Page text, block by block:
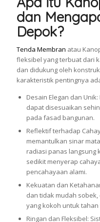
dan
Depok?
Tenda Membran atau
fleksibel yang terbuat dari
dan didukung oleh
karakteristik pentingnya
Desain Elegan dan
dapat disesuaikan
pada fasad bangunan.
Reflektif terhadap
memantulkan sinar
radiasi panas langsung
sedikit menyerap
pencahayaan alami.
Kekuatan dan
dan tidak mudah
yang kokoh untuk
Ringan dan Fleksibel: